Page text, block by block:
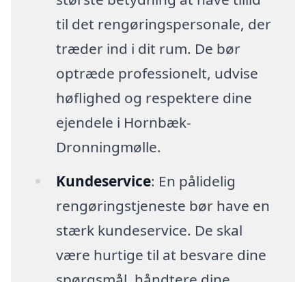
til det rengøringspersonale, der
træder ind i dit rum. De bør
optræde professionelt, udvise
høflighed og respektere dine
ejendele i Hornbæk-
Dronningmølle.
Kundeservice: En pålidelig
rengøringstjeneste bør have en
stærk kundeservice. De skal
være hurtige til at besvare dine